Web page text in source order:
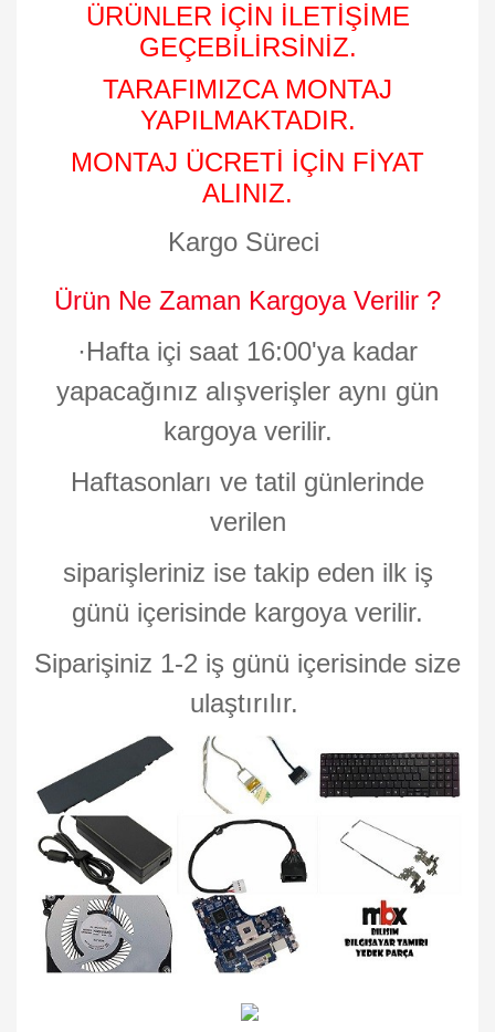
ÜRÜNLER İÇİN İLETİŞİME
GEÇEBİLİRSİNİZ.
TARAFIMIZCA MONTAJ
YAPILMAKTADIR.
MONTAJ ÜCRETİ İÇİN FİYAT
ALINIZ.
Kargo Süreci
Ürün Ne Zaman Kargoya Verilir ?
·Hafta içi saat 16:00'ya kadar
yapacağınız alışverişler aynı gün
kargoya verilir.
Haftasonları ve tatil günlerinde
verilen
siparişleriniz ise takip eden ilk iş
günü içerisinde kargoya verilir.
Siparişiniz 1-2 iş günü içerisinde size
ulaştırılır.